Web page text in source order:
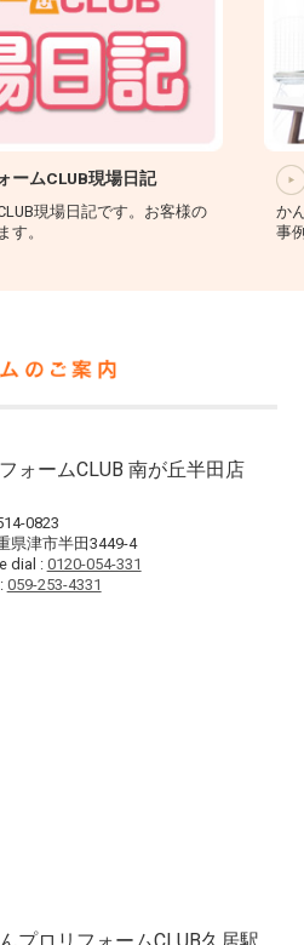
事例集
カンタンリフォームの施工
か
フ
ォームCLUB 南が丘半田店
0823
県津市半田3449-4
dial : 0120-054-331
059-253-4331